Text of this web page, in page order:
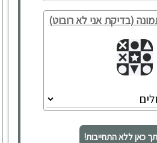
(בדיקת אני לא רובוט)
כאן ללא התחייבות!